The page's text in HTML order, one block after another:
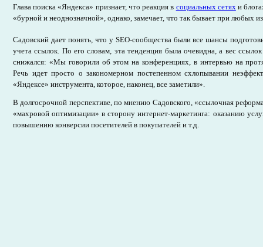
Глава поиска «Яндекса» признает, что реакция в социальных сетяхи
«бурной и неоднозначной», однако, замечает, что так бывает при любых
Садовский дает понять, что у SEO-сообщества были все шансы
учета ссылок. По его словам, эта тенденция была очевидна, а вес
снижался: «Мы говорили об этом на конференциях, в интервью на
Речь идет просто о закономерном постепенном схлопывании
«Яндексе» инструмента, которое, наконец, все заметили».
В долгосрочной перспективе, по мнению Садовского, «ссылочная
«махровой оптимизации» в сторону интернет-маркетинга: оказанию
повышению конверсии посетителей в покупателей и т.д.